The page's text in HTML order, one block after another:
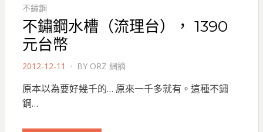
不鏽鋼
不鏽鋼水槽（流理台）， 1390
元台幣
POSTED
2012-12-11 BY ORZ 網摘
原本以為要好幾千的… 原來一千多就有。這種不鏽
鋼…